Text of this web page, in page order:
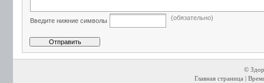
Введите нижние символы (обязательно)
©
Главная страница |